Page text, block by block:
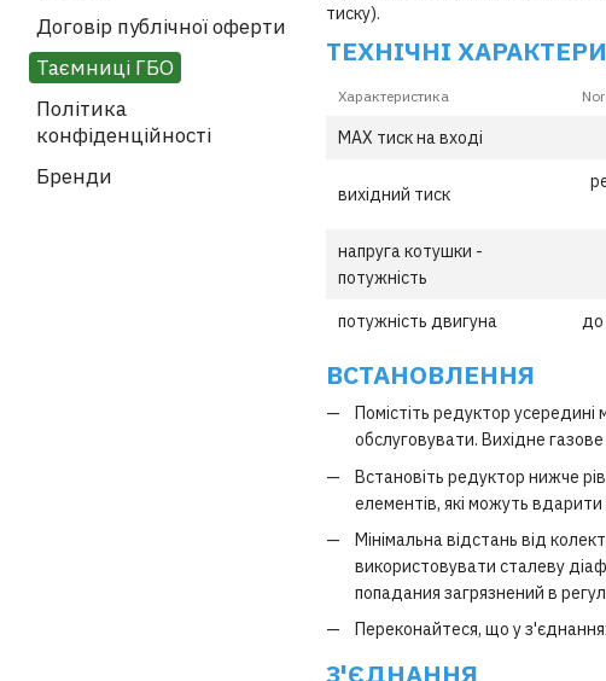
тиску).
ТЕХНІЧНІ
Характеристика
MAX тиск на вході
вихідний тиск
напруга котушки -
потужність
потужність двигуна до
ВСТАНОВЛЕННЯ
Помістіть редуктор
обслуговувати. Вихідне
Встановіть редуктор нижче
елементів, які можуть
Мінімальна відстань від
використовувати сталеву
попадания загрязнений в
Переконайтеся, що у
З'ЄДНАННЯ
Договір публічної оферти
Таємниці ГБО
Політика
конфіденційності
Бренди